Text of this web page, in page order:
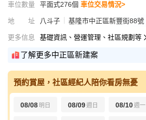
車位數量 平面式276個 車位交易情況>
地址 八斗子 基隆市中正區新豐街88號
更多信息 基礎資訊、營運管理、社區規劃等
了解更多中正區新建案
預約賞屋，社區經紀人陪你看房無憂
08/08 明日 08/09週日 08/10週一